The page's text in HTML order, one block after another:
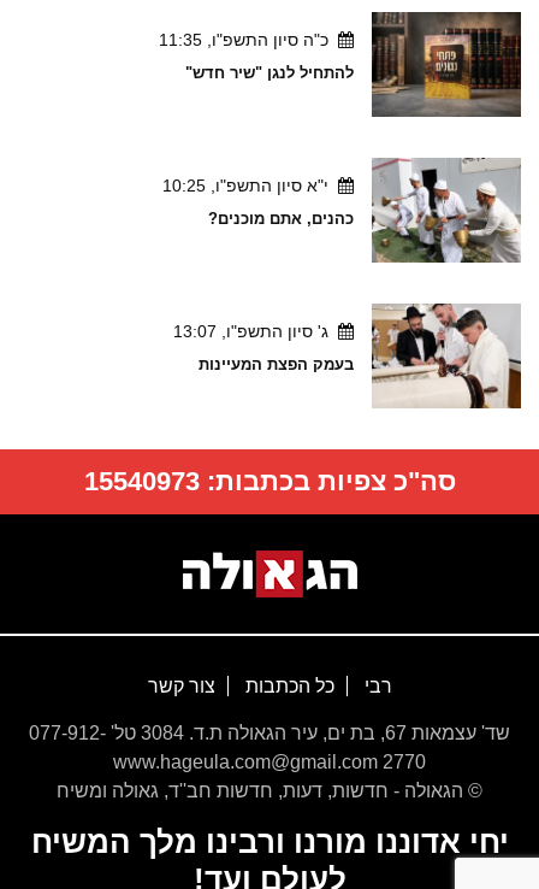
כ"ה סיון התשפ"ו, 11:35
להתחיל לנגן "שיר חדש"
י"א סיון התשפ"ו, 10:25
כהנים, אתם מוכנים?
ג' סיון התשפ"ו, 13:07
בעמק הפצת המעיינות
סה"כ צפיות בכתבות:15540973
רבי כל הכתבות צור קשר
שד' עצמאות 67, בת ים, עיר הגאולה ת.ד. 3084 טל' 077-912-
2770 www.hageula.com@gmail.com
© הגאולה - חדשות, דעות, חדשות חב''ד, גאולה ומשיח
יחי אדוננו מורנו ורבינו מלך המשיח
לעולם ועד!